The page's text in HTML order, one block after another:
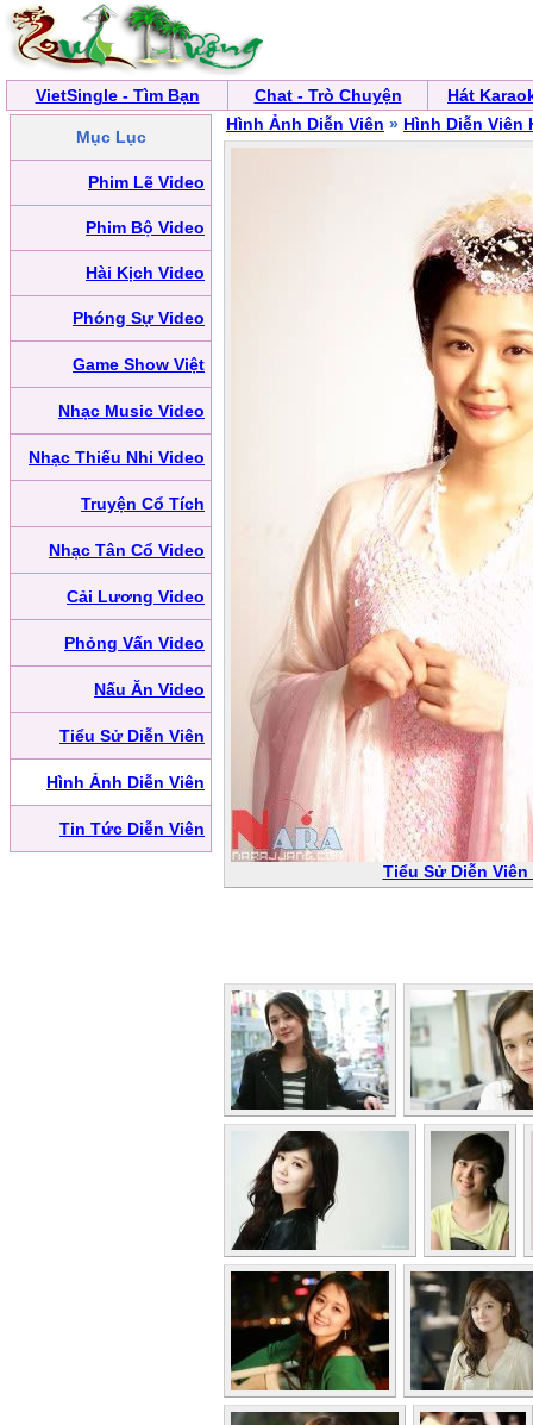
VietSingle - Tìm Bạn Chat - Trò Chuyện Hát
Mục Lục
Phim Lẽ Video
Phim Bộ Video
Hài Kịch Video
Phóng Sự Video
Game Show Việt
Nhạc Music Video
Nhạc Thiếu Nhi Video
Truyện Cổ Tích
Nhạc Tân Cổ Video
Cải Lương Video
Phỏng Vấn Video
Nấu Ăn Video
Tiểu Sử Diễn Viên
Hình Ảnh Diễn Viên
Tin Tức Diễn Viên
Hình Ảnh Diễn Viên » Hình Diễn Viên
Tiểu Sử Diễn Viên